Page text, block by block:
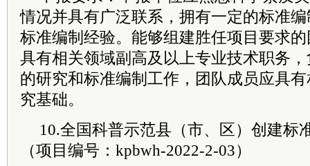
情况并具有广泛联系，拥有一定的标准
标准编制经验。能够组建胜任项目要求
具有相关领域副高及以上专业技术职务
的研究和标准编制工作，团队成员应具
究基础。
10.全国科普示范县（市、区）创建标
（项目编号：kpbwh-2022-2-03）